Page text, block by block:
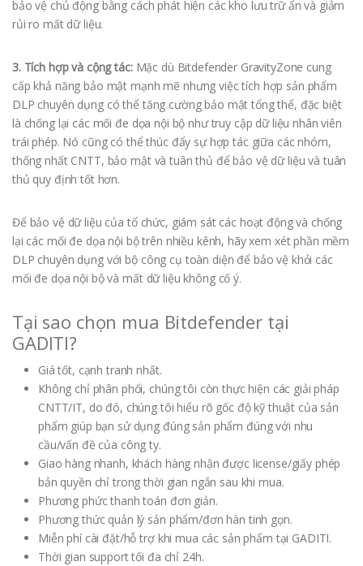
bảo vệ chủ động bằng cách phát hiện các kho lưu trữ ẩn và giảm
rủi ro mất dữ liệu.
3. Tích hợp và cộng tác:Mặc dù Bitdefender GravityZone cung
cấp khả năng bảo mật mạnh mẽ nhưng việc tích hợp sản phẩm
DLP chuyên dụng có thể tăng cường bảo mật tổng thể, đặc biệt
là chống lại các mối đe dọa nội bộ như truy cập dữ liệu nhân viên
trái phép. Nó cũng có thể thúc đẩy sự hợp tác giữa các nhóm,
thống nhất CNTT, bảo mật và tuân thủ để bảo vệ dữ liệu và tuân
thủ quy định tốt hơn.
Để bảo vệ dữ liệu của tổ chức, giám sát các hoạt động và chống
lại các mối đe dọa nội bộ trên nhiều kênh, hãy xem xét phần mềm
DLP chuyên dụng với bộ công cụ toàn diện để bảo vệ khỏi các
mối đe dọa nội bộ và mất dữ liệu không cố ý.
Tại sao chọn mua Bitdefender tại
GADITI?
Giá tốt, cạnh tranh nhất.
Không chỉ phân phối, chúng tôi còn thực hiện các giải pháp
CNTT/IT, do đó, chúng tôi hiểu rõ gốc độ kỹ thuật của sản
phẩm giúp bạn sử dụng đúng sản phẩm đúng với nhu
cầu/vấn đề của công ty.
Giao hàng nhanh, khách hàng nhận được license/giấy phép
bản quyền chỉ trong thời gian ngắn sau khi mua.
Phương phức thanh toán đơn giản.
Phương thức quản lý sản phẩm/đơn hàn tinh gọn.
Miễn phí cài đặt/hỗ trợ khi mua các sản phẩm tại GADITI.
Thời gian support tối đa chỉ 24h.